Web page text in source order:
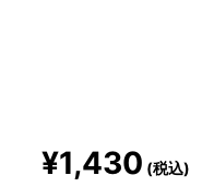
¥1,430 (税込)